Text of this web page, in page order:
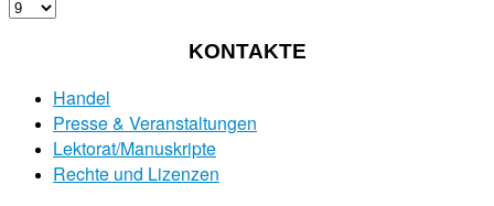
KONTAKTE
Handel
Presse & Veranstaltungen
Lektorat/Manuskripte
Rechte und Lizenzen